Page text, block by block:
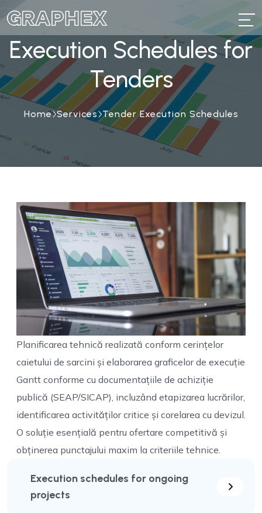
Execution Schedulesfor
Tenders
Home Services Tender Execution Schedules
Planificarea tehnică realizată conform cerințelor
caietului de sarcini și elaborarea graficelor de execuție
Gantt conforme cu documentațiile de achiziție
publică (SEAP/SICAP), incluzând etapizarea lucrărilor,
identificarea activităților critice și corelarea cu devizul.
O soluție esențială pentru ofertare competitivă și
obținerea punctajului maxim la criteriile tehnice.
Execution schedules for ongoing
projects